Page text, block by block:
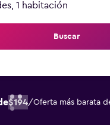
1 habitación
Buscar
$194/Oferta más barata